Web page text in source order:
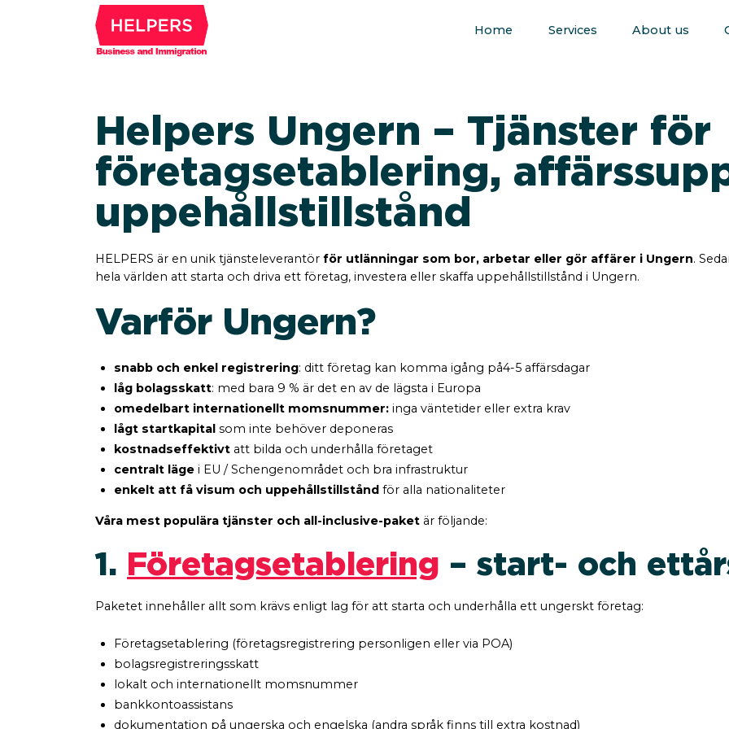
Home Services About us
Helpers Ungern – Tjänster för
företagsetablering,
uppehållstillstånd
HELPERS är en unik tjänsteleverantör för utlänningar som bor, arbetar eller gör affärer i Ungern.
hela världen att starta och driva ett företag, investera eller skaffa uppehållstillstånd i Ungern.
Varför Ungern?
snabb och enkel registrering: ditt företag kan komma igång på4-5 affärsdagar
låg bolagsskatt: med bara 9 % är det en av de lägsta i Europa
omedelbart internationellt momsnummer: inga väntetider eller extra krav
lågt startkapital som inte behöver deponeras
kostnadseffektivt att bilda och underhålla företaget
centralt läge i EU / Schengenområdet och bra infrastruktur
enkelt att få visum och uppehållstillstånd för alla nationaliteter
Våra mest populära tjänster och all-inclusive-paket är följande:
1. Företagsetablering – start- och
Paketet innehåller allt som krävs enligt lag för att starta och underhålla ett ungerskt företag:
Företagsetablering (företagsregistrering personligen eller via POA)
bolagsregistreringsskatt
lokalt och internationellt momsnummer
bankkontoassistans
dokumentation på ungerska och engelska (andra språk finns till extra kostnad)